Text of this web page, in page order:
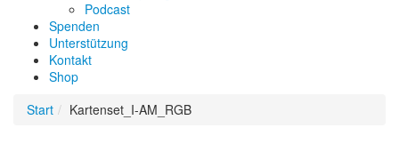
Podcast
Spenden
Unterstützung
Kontakt
Shop
Start
Kartenset_I-AM_RGB